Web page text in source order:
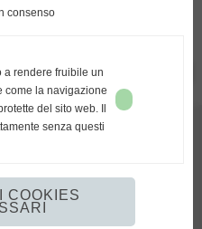
SUCCESSIVO >>
AM Academy
consenso
a rendere fruibile un
come la navigazione
del sito web. Il
senza questi
COOKIES